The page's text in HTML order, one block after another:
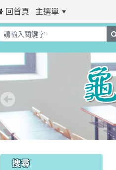
回首頁 主選單
搜尋